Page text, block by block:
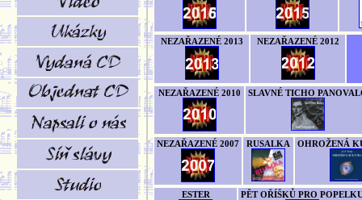
NEZAŘAZENÉ 2013 NEZAŘAZENÉ 2012
NEZAŘAZENÉ 2010 SLAVNÉ TICHO
NEZAŘAZENÉ 2007 RUSALKA OHROŽENÁ
ESTER PĚT OŘÍŠKŮ PRO